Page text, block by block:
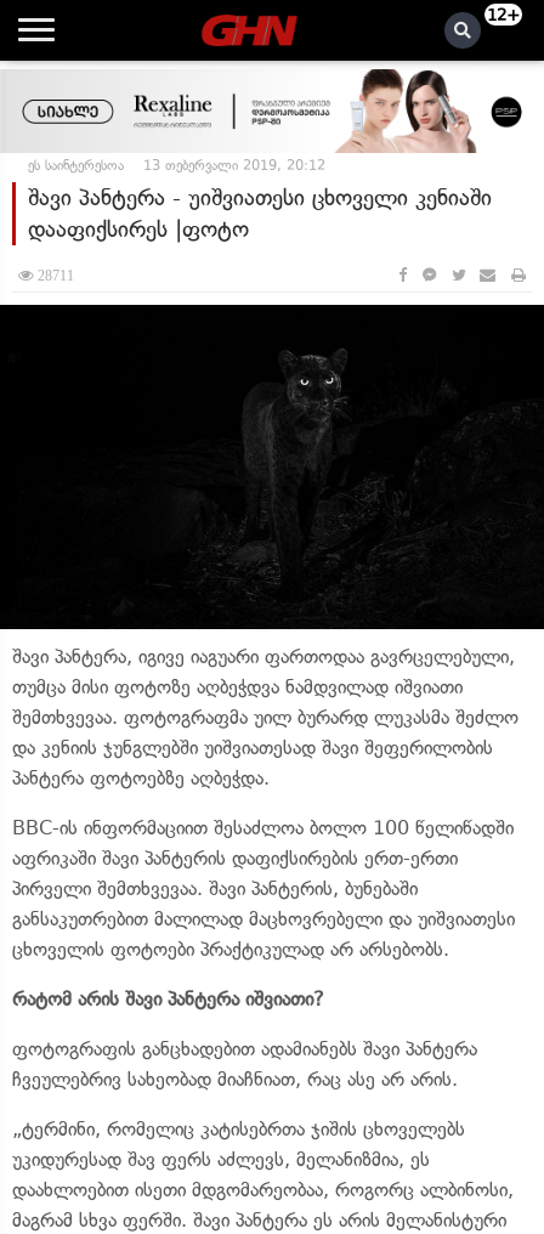
12+
ეს საინტერესოა 13 თებერვალი 2019, 20:12
შავი პანტერა - უიშვიათესი ცხოველი კენიაში
დააფიქსირეს |ფოტო
28711
შავი პანტერა, იგივე იაგუარი ფართოდაა გავრცელებული,
თუმცა მისი ფოტოზე აღბეჭდვა ნამდვილად იშვიათი
შემთხვევაა. ფოტოგრაფმა უილ ბურარდ ლუკასმა შეძლო
და კენიის ჯუნგლებში უიშვიათესად შავი შეფერილობის
პანტერა ფოტოებზე აღბეჭდა.
BBC-ის ინფორმაციით შესაძლოა ბოლო 100 წელიწადში
აფრიკაში შავი პანტერის დაფიქსირების ერთ-ერთი
პირველი შემთხვევაა. შავი პანტერის, ბუნებაში
განსაკუთრებით მალილად მაცხოვრებელი და უიშვიათესი
ცხოველის ფოტოები პრაქტიკულად არ არსებობს.
რატომ არის შავი პანტერა იშვიათი?
ფოტოგრაფის განცხადებით ადამიანებს შავი პანტერა
ჩვეულებრივ სახეობად მიაჩნიათ, რაც ასე არ არის.
„ტერმინი, რომელიც კატისებრთა ჯიშის ცხოველებს
უკიდურესად შავ ფერს აძლევს, მელანიზმია, ეს
დაახლოებით ისეთი მდგომარეობაა, როგორც ალბინოსი,
მაგრამ სხვა ფერში. შავი პანტერა ეს არის მელანისტური